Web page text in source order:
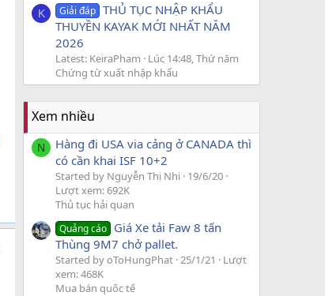
K Giải đáp THỦ TỤC NHẬP KHẨU
THUYỀN KAYAK MỚI NHẤT NĂM
2026
Latest: KeiraPham
Lúc 14:48, Thứ năm
Chứng từ xuất nhập khẩu
Xem nhiều
N
Hàng đi USA via cảng ở CANADA thì
có cần khai ISF 10+2
Started by Nguyễn Thị Nhi 19/6/20
Lượt xem: 692K
Thủ tục hải quan
Quảng cáo Giá Xe tải Faw 8 tấn
Thùng 9M7 chở pallet.
Started by oToHungPhat 25/1/21
Lượt
xem: 468K
Mua bán quốc tế